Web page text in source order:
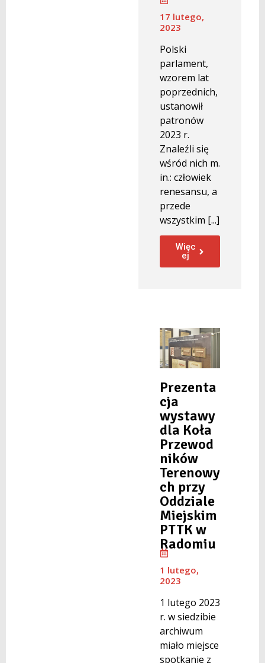
17 lutego,
2023
Polski
parlament,
wzorem lat
poprzednich,
ustanowił
patronów
2023 r.
Znaleźli się
wśród nich m.
in.: człowiek
renesansu, a
przede
wszystkim [...]
Więc
ej
Prezenta
cja
wystawy
dla Koła
Przewod
ników
Terenowy
ch przy
Oddziale
Miejskim
PTTK w
Radomiu
1 lutego,
2023
1 lutego 2023
r. w siedzibie
archiwum
miało miejsce
spotkanie z